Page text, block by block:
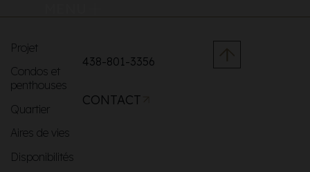
Projet
Condos et
penthouses
Quartier
Aires de vies
Disponibilités
438-801-3356
CONTACT